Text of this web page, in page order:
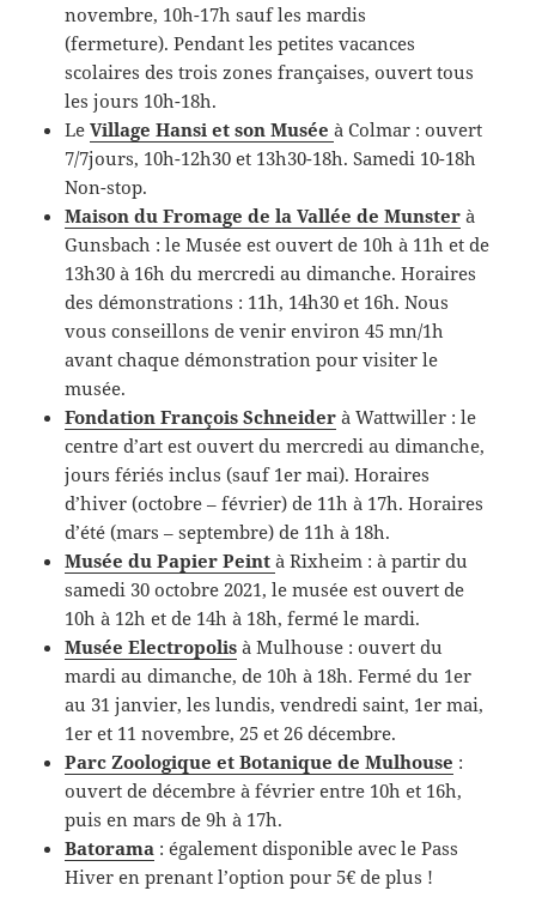
novembre, 10h-17h sauf les mardis
(fermeture). Pendant les petites vacances
scolaires des trois zones françaises, ouvert tous
les jours 10h-18h.
LeVillage Hansi et son Muséeà Colmar : ouvert
7/7jours, 10h-12h30 et 13h30-18h. Samedi 10-18h
Non-stop.
Maison du Fromage de la Vallée de Munster à
Gunsbach : le Musée est ouvert de 10h à 11h et de
13h30 à 16h du mercredi au dimanche. Horaires
des démonstrations : 11h, 14h30 et 16h. Nous
vous conseillons de venir environ 45 mn/1h
avant chaque démonstration pour visiter le
musée.
Fondation François Schneider à Wattwiller : le
centre d’art est ouvert du mercredi au dimanche,
jours fériés inclus (sauf 1er mai). Horaires
d’hiver (octobre – février) de 11h à 17h. Horaires
d’été (mars – septembre) de 11h à 18h.
Musée du Papier Peintà Rixheim : à partir du
samedi 30 octobre 2021, le musée est ouvert de
10h à 12h et de 14h à 18h, fermé le mardi.
Musée Electropolis à Mulhouse : ouvert du
mardi au dimanche, de 10h à 18h. Fermé du 1er
au 31 janvier, les lundis, vendredi saint, 1er mai,
1er et 11 novembre, 25 et 26 décembre.
Parc Zoologique et Botanique de Mulhouse :
ouvert de décembre à février entre 10h et 16h,
puis en mars de 9h à 17h.
Batorama : également disponible avec le Pass
Hiver en prenant l’option pour 5€ de plus !